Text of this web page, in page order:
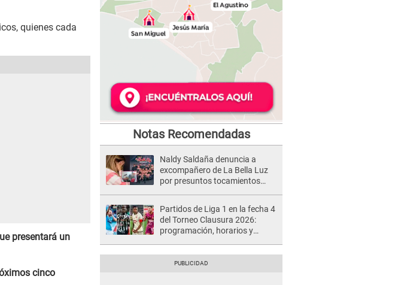
quienes cada
presentará un
cinco
Notas Recomendadas
Naldy Saldaña denuncia a
excompañero de La Bella Luz
por presuntos tocamientos
Partidos de Liga 1 en la fecha 4
del Torneo Clausura 2026:
programación, horarios y